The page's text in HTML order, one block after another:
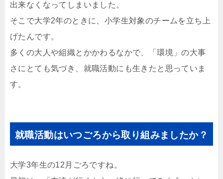
出来なくなってしまいました。
そこで大学2年のときに、小学生対象のチームを立ち上
げたんです。
多くの大人や組織とかかわるなかで、「環境」の大事
さにとても気づき、就職活動にも生きたと思っていま
す。
就職活動はいつごろから取り組みましたか？
大学3年生の12月ごろですね。